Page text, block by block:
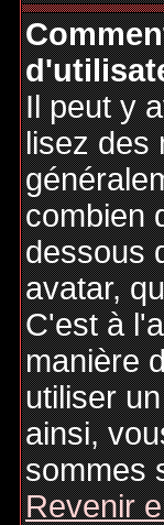
Il peut y
lisez des
combien
dessous
avatar,
C'est à
manière
utiliser
ainsi,
sommes
Revenir